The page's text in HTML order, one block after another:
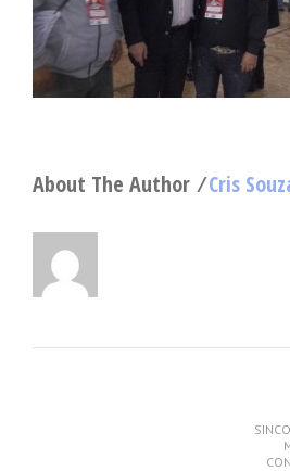
About The Author ⁄Cris